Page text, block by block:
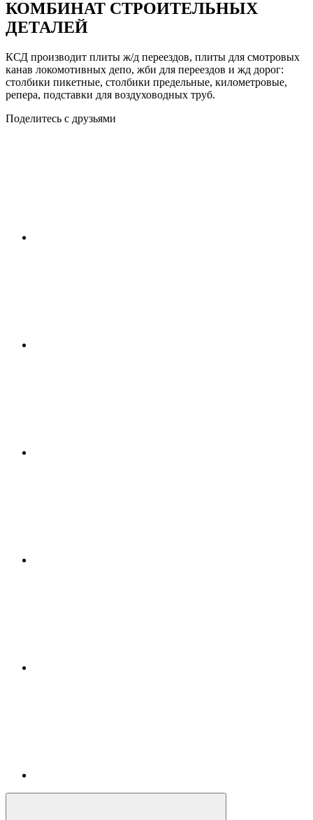
КОМБИНАТ СТРОИТЕЛЬНЫХ
ДЕТАЛЕЙ
КСД производит плиты ж/д переездов, плиты для смотровых
канав локомотивных депо, жби для переездов и жд дорог:
столбики пикетные, столбики предельные, километровые,
репера, подставки для воздуховодных труб.
Поделитесь с друзьями